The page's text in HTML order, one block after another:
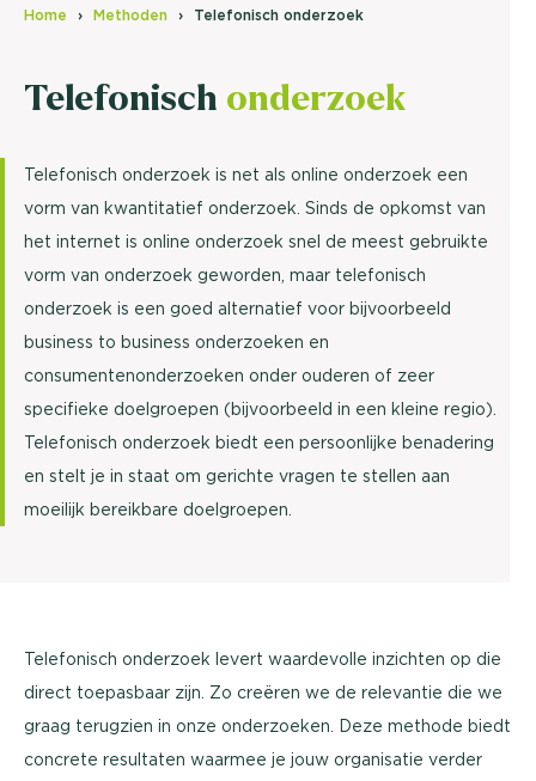
Home Methoden Telefonisch onderzoek
Telefonisch onderzoek
Telefonisch onderzoek is net als online onderzoek een
vorm van kwantitatief onderzoek. Sinds de opkomst van
het internet is online onderzoek snel de meest gebruikte
vorm van onderzoek geworden, maar telefonisch
onderzoek is een goed alternatief voor bijvoorbeeld
business to business onderzoeken en
consumentenonderzoeken onder ouderen of zeer
specifieke doelgroepen (bijvoorbeeld in een kleine regio).
Telefonisch onderzoek biedt een persoonlijke benadering
en stelt je in staat om gerichte vragen te stellen aan
moeilijk bereikbare doelgroepen.
Telefonisch onderzoek levert waardevolle inzichten op die
direct toepasbaar zijn. Zo creëren we de relevantie die we
graag terugzien in onze onderzoeken. Deze methode biedt
concrete resultaten waarmee je jouw organisatie verder